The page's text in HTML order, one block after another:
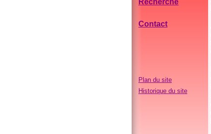
Recherche
Contact
Plan du site
Historique du site